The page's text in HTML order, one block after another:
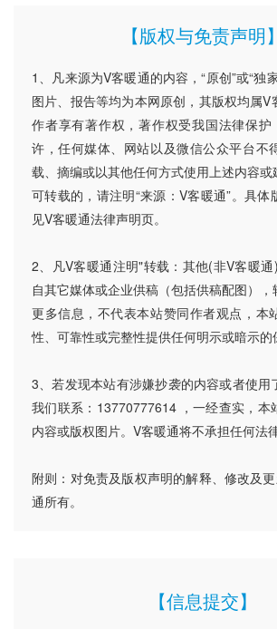
【版权与免责声明】
1、凡来源为V客暖通的内容，“原创”或“独
图片、报告等均为本网原创，其版权均属V
作者享有著作权，著作权受我国法律保护
许，任何媒体、网站以及微信公众平台不
载、摘编或以其他任何方式使用上述内容
可转载的，请注明“来源：V客暖通”。具体
见V客暖通法律声明页。
2、凡V客暖通注明"转载：其他(非V客暖
自其它媒体或企业供稿（包括供稿配图）
更多信息，不代表本站赞同作者观点，本
性、可靠性或完整性提供任何明示或暗示的
3、若发现本站有涉嫌抄袭的内容或者使用
我们联系：13770777614 ，一经查实，本
内容或版权图片。V客暖通将不承担任何法
附则：对免责及版权声明的解释、修改及
通所有。